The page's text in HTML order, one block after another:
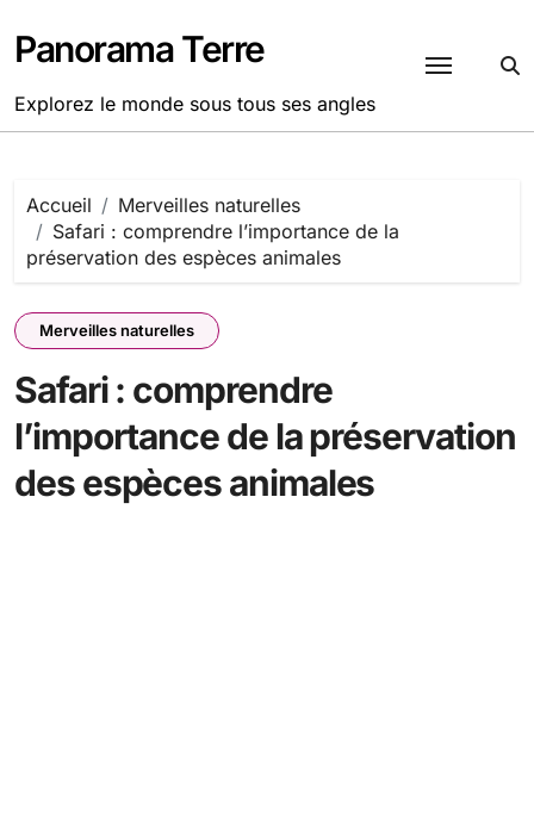
au
contenu
Panorama Terre
Explorez le monde sous tous ses angles
Accueil
Merveilles naturelles
Safari : comprendre l’importance de la
préservation des espèces animales
Merveilles naturelles
Safari : comprendre
l’importance de la préservation
des espèces animales